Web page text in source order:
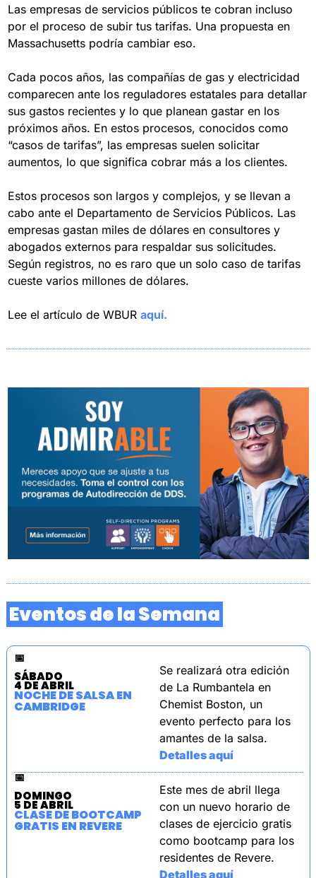
Las empresas de servicios públicos te cobran incluso
por el proceso de subir tus tarifas. Una propuesta en
Massachusetts podría cambiar eso.
Cada pocos años, las compañías de gas y electricidad
comparecen ante los reguladores estatales para detallar
sus gastos recientes y lo que planean gastar en los
próximos años. En estos procesos, conocidos como
“casos de tarifas”, las empresas suelen solicitar
aumentos, lo que significa cobrar más a los clientes.
Estos procesos son largos y complejos, y se llevan a
cabo ante el Departamento de Servicios Públicos. Las
empresas gastan miles de dólares en consultores y
abogados externos para respaldar sus solicitudes.
Según registros, no es raro que un solo caso de tarifas
cueste varios millones de dólares.
Lee el artículo de WBUR aquí.
Eventos de la Semana
📅
SÁBADO
4 DE ABRIL
NOCHE DE SALSA EN
CAMBRIDGE
Se realizará otra edición
de La Rumbantela en
Chemist Boston, un
evento perfecto para los
amantes de la salsa.
Detalles aquí
📅
DOMINGO
5 DE ABRIL
CLASE DE BOOTCAMP
GRATIS EN REVERE
Este mes de abril llega
con un nuevo horario de
clases de ejercicio gratis
como bootcamp para los
residentes de Revere.
Detalles aquí